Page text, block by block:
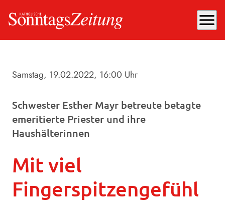
menu
Samstag, 19.02.2022, 16:00 Uhr
Schwester Esther Mayr betreute betagte
emeritierte Priester und ihre
Haushälterinnen
Mit viel
Fingerspitzengefühl